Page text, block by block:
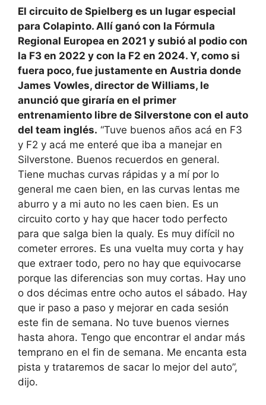
El circuito de Spielberg es un lugar especial
para Colapinto. Allí ganó con la Fórmula
Regional Europea en 2021 y subió al podio con
la F3 en 2022 y con la F2 en 2024. Y, como si
fuera poco, fue justamente en Austria donde
James Vowles, director de Williams, le
anunció que giraría en el primer
entrenamiento libre de Silverstone con el auto
del team inglés. “Tuve buenos años acá en F3
y F2 y acá me enteré que iba a manejar en
Silverstone. Buenos recuerdos en general.
Tiene muchas curvas rápidas y a mí por lo
general me caen bien, en las curvas lentas me
aburro y a mi auto no les caen bien. Es un
circuito corto y hay que hacer todo perfecto
para que salga bien la qualy. Es muy difícil no
cometer errores. Es una vuelta muy corta y hay
que extraer todo, pero no hay que equivocarse
porque las diferencias son muy cortas. Hay uno
o dos décimas entre ocho autos el sábado. Hay
que ir paso a paso y mejorar en cada sesión
este fin de semana. No tuve buenos viernes
hasta ahora. Tengo que encontrar el andar más
temprano en el fin de semana. Me encanta esta
pista y trataremos de sacar lo mejor del auto”,
dijo.